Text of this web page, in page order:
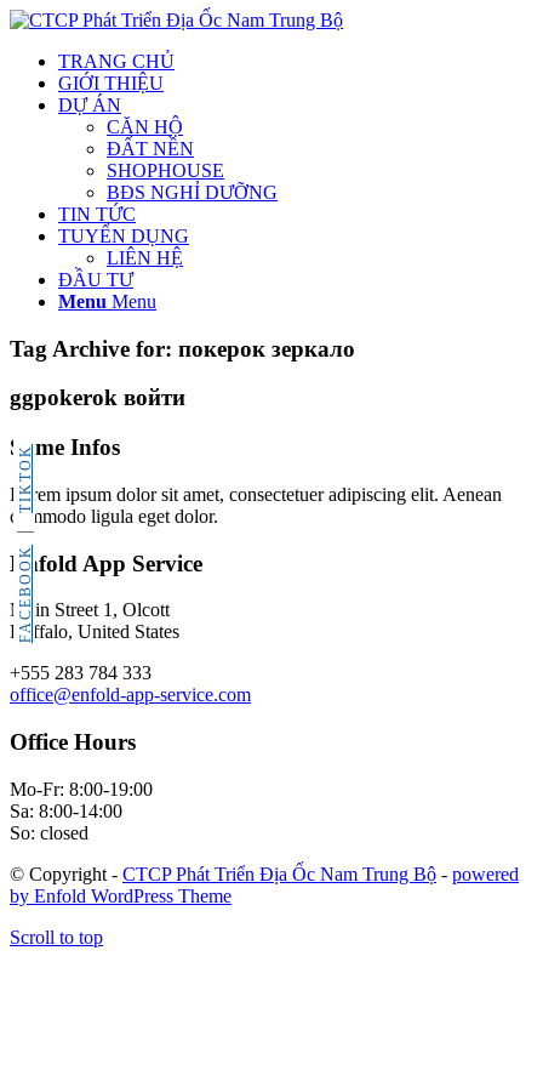
FACEBOOK
TIKTOK
TRANG CHỦ
GIỚI THIỆU
DỰ ÁN
CĂN HỘ
ĐẤT NỀN
SHOPHOUSE
BĐS NGHỈ DƯỠNG
TIN TỨC
TUYỂN DỤNG
LIÊN HỆ
ĐẦU TƯ
Menu Menu
Tag Archive for: покерок зеркало
ggpokerok войти
Some Infos
Lorem ipsum dolor sit amet, consectetuer adipiscing elit. Aenean
commodo ligula eget dolor.
Enfold App Service
Main Street 1, Olcott
Buffalo, United States
+555 283 784 333
office@enfold-app-service.com
Office Hours
Mo-Fr: 8:00-19:00
Sa: 8:00-14:00
So: closed
© Copyright - CTCP Phát Triển Địa Ốc Nam Trung Bộ - powered
by Enfold WordPress Theme
Scroll to top